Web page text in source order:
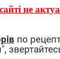
не
по